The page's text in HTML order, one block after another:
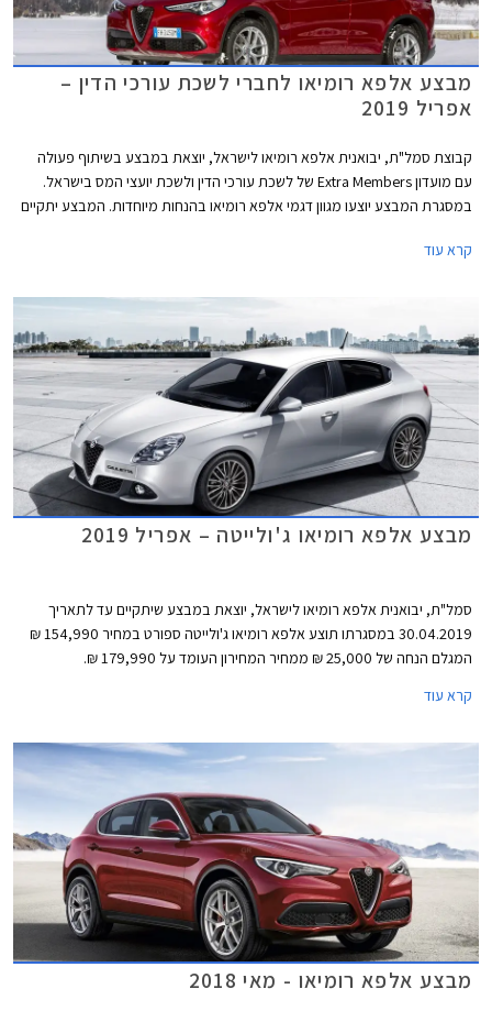
מבצע אלפא רומיאו לחברי לשכת עורכי הדין –
אפריל 2019
קבוצת סמל"ת, יבואנית אלפא רומיאו לישראל, יוצאת במבצע בשיתוף פעולה
עם מועדון Extra Members של לשכת עורכי הדין ולשכת יועצי המס בישראל.
במסגרת המבצע יוצעו מגוון דגמי אלפא רומיאו בהנחות מיוחדות. המבצע יתקיים
בישראל.
קרא עוד
מבצע אלפא רומיאו ג'ולייטה – אפריל 2019
סמל"ת, יבואנית אלפא רומיאו לישראל, יוצאת במבצע שיתקיים עד לתאריך
30.04.2019 במסגרתו תוצע אלפא רומיאו ג'ולייטה ספורט במחיר 154,990 ₪
המגלם הנחה של 25,000 ₪ ממחיר המחירון העומד על 179,990 ₪.
קרא עוד
מבצע אלפא רומיאו - מאי 2018